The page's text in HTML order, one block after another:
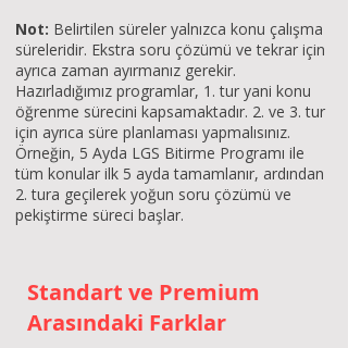
Not: Belirtilen süreler yalnızca konu çalışma
süreleridir. Ekstra soru çözümü ve tekrar için
ayrıca zaman ayırmanız gerekir.
Hazırladığımız programlar, 1. tur yani konu
öğrenme sürecini kapsamaktadır. 2. ve 3. tur
için ayrıca süre planlaması yapmalısınız.
Örneğin, 5 Ayda LGS Bitirme Programı ile
tüm konular ilk 5 ayda tamamlanır, ardından
2. tura geçilerek yoğun soru çözümü ve
pekiştirme süreci başlar.
Standart ve Premium
Arasındaki Farklar